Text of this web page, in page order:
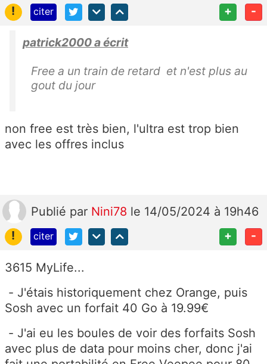
! citer + -
patrick2000 a écrit
Free a un train de retard et n'est plus au
gout du jour
non free est très bien, l'ultra est trop bien
avec les offres inclus
Publié par Nini78 le 14/05/2024 à 19h46
!
citer + -
3615 MyLife...
- J'étais historiquement chez Orange, puis
Sosh avec un forfait 40 Go à 19.99€
- J'ai eu les boules de voir des forfaits Sosh
avec plus de data pour moins cher, donc j'ai